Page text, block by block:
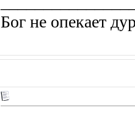
Бог не опекает